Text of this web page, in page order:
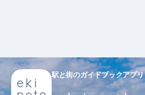
駅と街のガイドブックアプリ